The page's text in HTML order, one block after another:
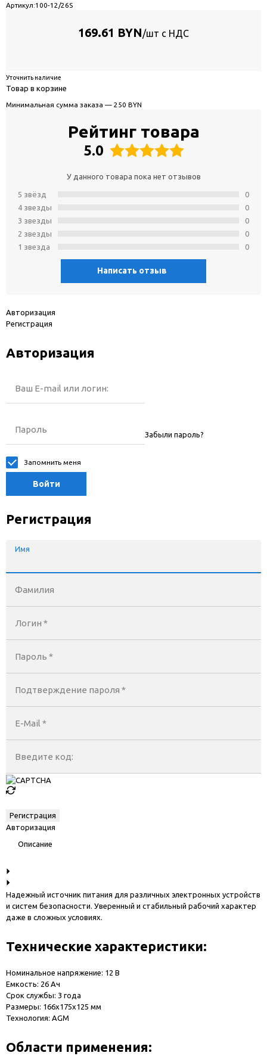
Артикул:100-12/26S
169.61 BYN/шт с НДС
Уточнить наличие
Товар в корзине
Минимальная сумма заказа — 250 BYN
Рейтинг товара
5.0
У данного товара пока нет отзывов
5 звёзд
4 звeзды
3 звeзды
2 звeзды
1 звeзда
0
0
0
0
0
Написать отзыв
Авторизация
Регистрация
Авторизация
Ваш E-mail или логин:
Пароль Забыли пароль?
Запомнить меня
Войти
Регистрация
Имя
Фамилия
Логин *
Пароль *
Подтверждение пароля *
E-Mail *
Введите код:
Авторизация
Описание
Надежный источник питания для различных электронных устройств
и систем безопасности. Уверенный и стабильный рабочий характер
даже в сложных условиях.
Технические характеристики:
Номинальное напряжение: 12 В
Емкость: 26 Ач
Срок службы: 3 года
Размеры: 166x175x125 мм
Технология: AGM
Области применения: